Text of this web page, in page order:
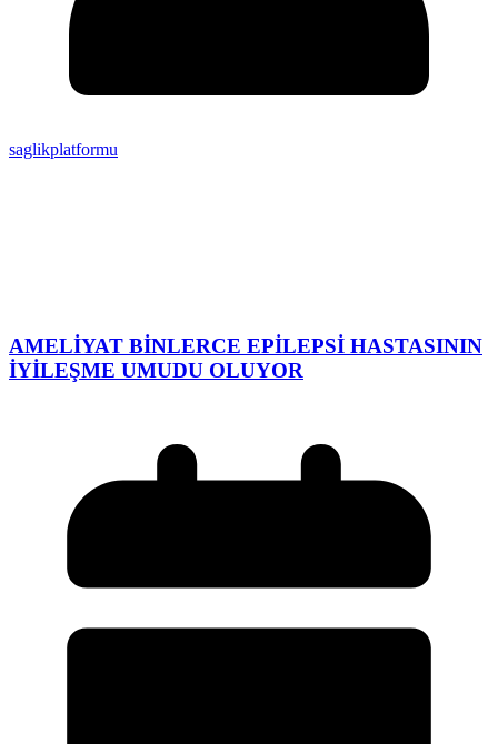
saglikplatformu
AMELİYAT BİNLERCE EPİLEPSİ HASTASININ
İYİLEŞME UMUDU OLUYOR